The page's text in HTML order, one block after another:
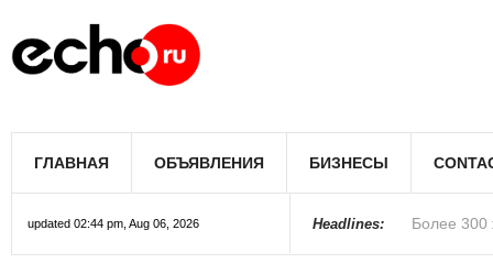
ГЛАВНАЯ ОБЪЯВЛЕНИЯ БИЗНЕСЫ
updated 02:44 pm, Aug 06, 2026 Headlines:
Мэрию
Более 300
В округе
Фермеры
В Лас-
Раскрыты
Ариана
Стало
В Госдуме